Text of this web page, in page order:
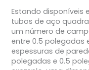
Estando disponíveis
tubos de aço
um número de
entre 0.5 polegadas
espessuras de
polegadas e 0.5